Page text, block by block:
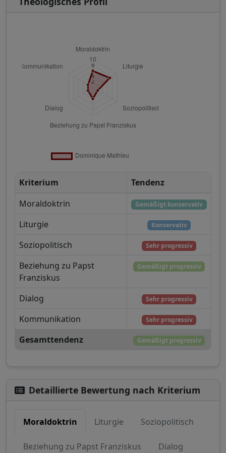
Kriterium
Tendenz
Moraldoktrin
Gemäßigt konservativ
Liturgie Konservativ
Soziopolitisch Sehr progressiv
Beziehung zu Papst
Franziskus
Gemäßigt progressiv
Dialog Sehr progressiv
Kommunikation Sehr progressiv
Gesamttendenz Gemäßigt progressiv
Detaillierte Bewertung nach Kriterium
Moraldoktrin Liturgie Soziopolitisch
Beziehung zu Papst Franziskus Dialog